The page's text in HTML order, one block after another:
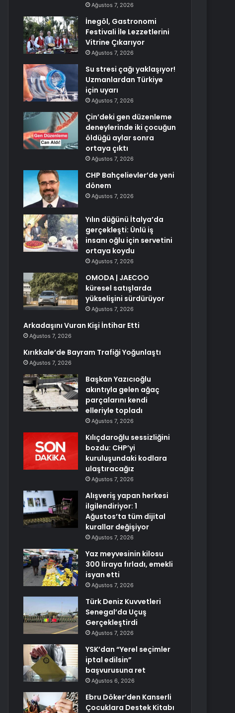
Ağustos 7, 2026
İnegöl, Gastronomi
Festivali İle Lezzetlerini
Vitrine Çıkarıyor
Ağustos 7, 2026
Su stresi çağı yaklaşıyor!
Uzmanlardan Türkiye
için uyarı
Ağustos 7, 2026
Çin’deki gen düzenleme
deneylerinde iki çocuğun
öldüğü aylar sonra
ortaya çıktı
Ağustos 7, 2026
CHP Bahçelievler’de yeni
dönem
Ağustos 7, 2026
Yılın düğünü İtalya’da
gerçekleşti: Ünlü iş
insanı oğlu için servetini
ortaya koydu
Ağustos 7, 2026
OMODA | JAECOO
küresel satışlarda
yükselişini sürdürüyor
Ağustos 7, 2026
Arkadaşını Vuran Kişi İntihar Etti
Ağustos 7, 2026
Kırıkkale’de Bayram Trafiği Yoğunlaştı
Ağustos 7, 2026
Başkan Yazıcıoğlu
akıntıyla gelen ağaç
parçalarını kendi
elleriyle topladı
Ağustos 7, 2026
Kılıçdaroğlu sessizliğini
bozdu: CHP’yi
kuruluşundaki kodlara
ulaştıracağız
Ağustos 7, 2026
Alışveriş yapan herkesi
ilgilendiriyor: 1
Ağustos’ta tüm dijital
kurallar değişiyor
Ağustos 7, 2026
Yaz meyvesinin kilosu
300 liraya fırladı, emekli
isyan etti
Ağustos 7, 2026
Türk Deniz Kuvvetleri
Senegal’da Uçuş
Gerçekleştirdi
Ağustos 7, 2026
YSK’dan “Yerel seçimler
iptal edilsin”
başvurusuna ret
Ağustos 6, 2026
Ebru Döker’den Kanserli
Çocuklara Destek Kitabı